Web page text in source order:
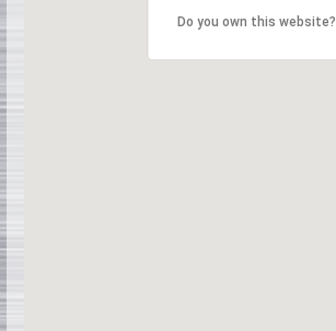
Do you own this website?